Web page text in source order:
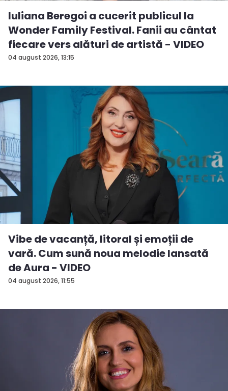
04 august 2026, 13:15
Iuliana Beregoi a cucerit publicul la
Wonder Family Festival. Fanii au cântat
fiecare vers alături de artistă - VIDEO
04 august 2026, 11:55
Vibe de vacanță, litoral și emoții de
vară. Cum sună noua melodie lansată
de Aura - VIDEO